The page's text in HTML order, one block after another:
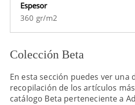
Espesor
360 gr/m2
Colección Beta
En esta sección puedes ver una
recopilación de los artículos
catálogo Beta perteneciente a